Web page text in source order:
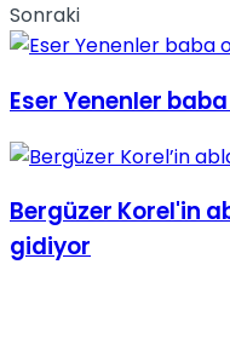
Sonraki
Eser Yenenler
Bergüzer Korel'in
gidiyor